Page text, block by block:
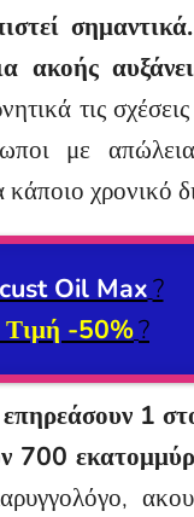
ακοής
τις
με
κάποιο χρονικό
Oil Max?
Τιμή -50%?
1